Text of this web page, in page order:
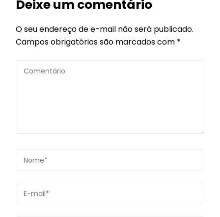
Deixe um comentário
O seu endereço de e-mail não será publicado.
Campos obrigatórios são marcados com *